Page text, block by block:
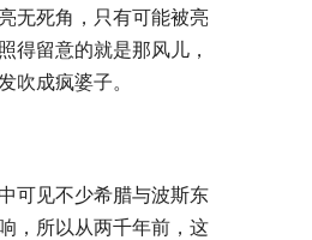
无死角，只有可能被亮
得留意的就是那风儿，
吹成疯婆子。
可见不少希腊与波斯东
，所以从两千年前，这